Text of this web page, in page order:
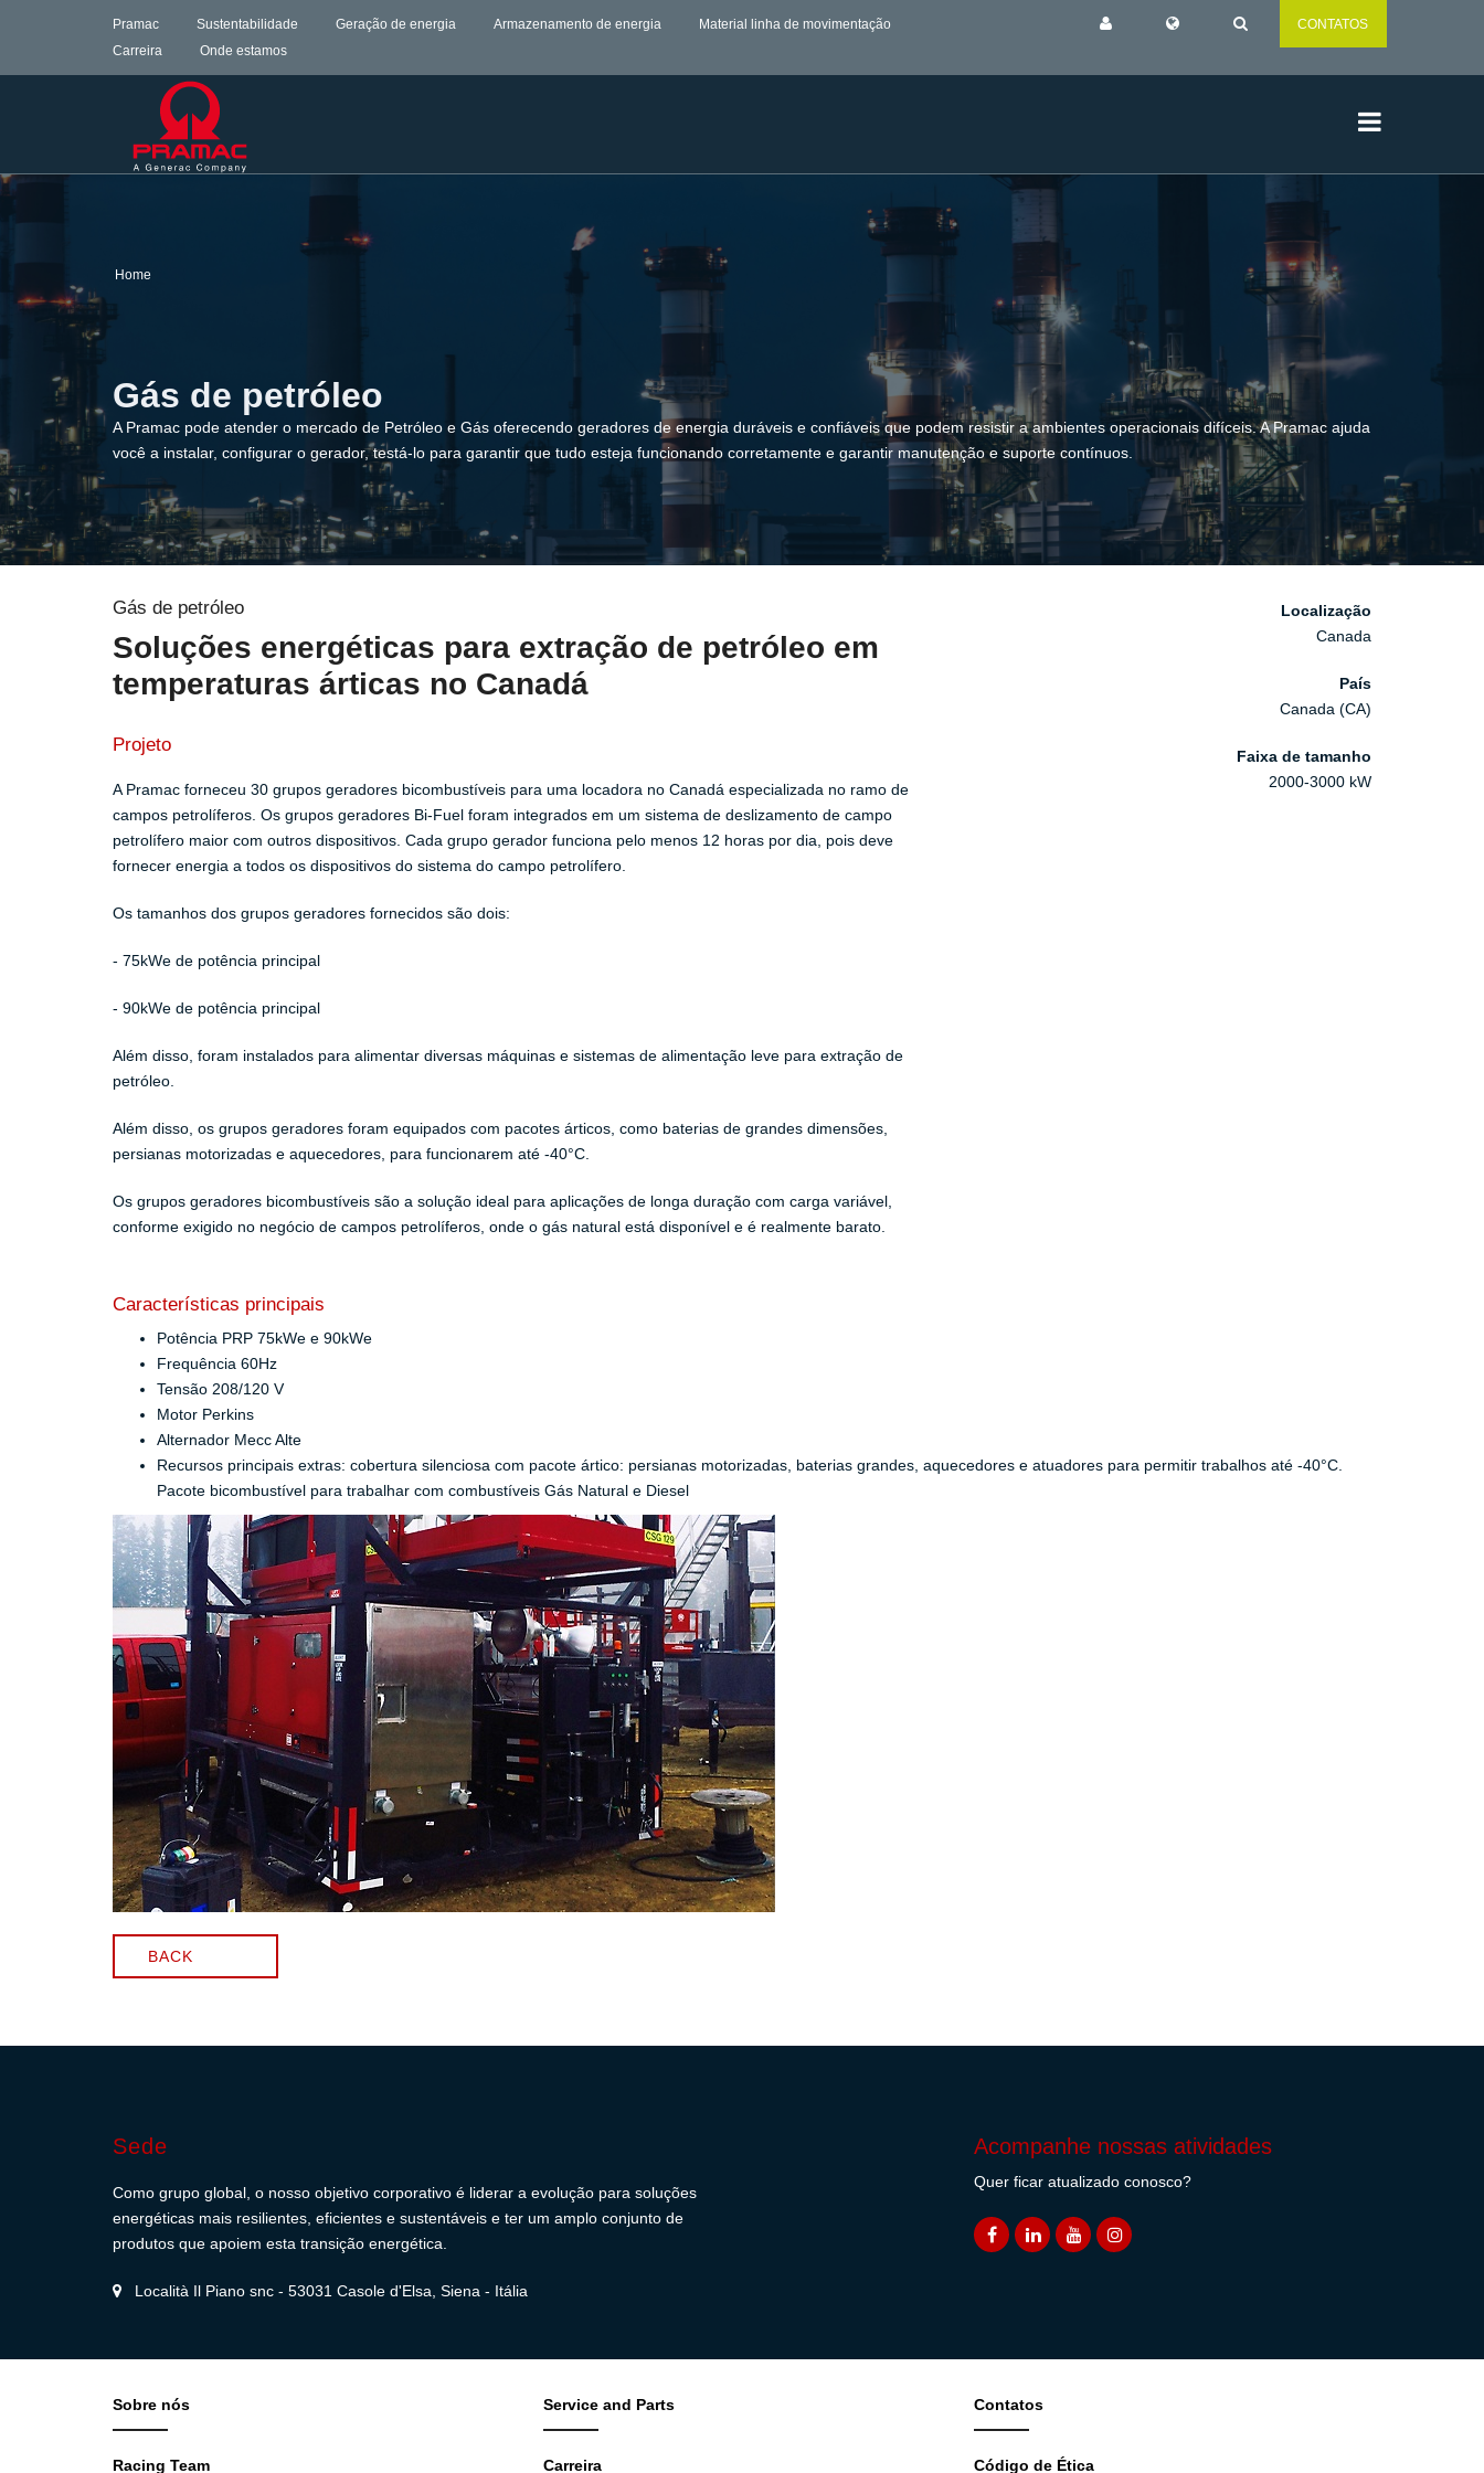
Pramac Sustentabilidade Geração de energia Armazenamento de energia
Material linha de movimentação
Carreira
Onde estamos
CONTATOS
Home
Gás de petróleo
A Pramac pode atender o mercado de Petróleo e Gás oferecendo geradores de energia duráveis e confiáveis que podem resistir a ambientes operacionais difíceis. A Pramac ajuda
você a instalar, configurar o gerador, testá-lo para garantir que tudo esteja funcionando corretamente e garantir manutenção e suporte contínuos.
Gás de petróleo
Soluções energéticas para extração de petróleo em
temperaturas árticas no Canadá
Projeto
A Pramac forneceu 30 grupos geradores bicombustíveis para uma locadora no Canadá especializada no ramo de
campos petrolíferos. Os grupos geradores Bi-Fuel foram integrados em um sistema de deslizamento de campo
petrolífero maior com outros dispositivos. Cada grupo gerador funciona pelo menos 12 horas por dia, pois deve
fornecer energia a todos os dispositivos do sistema do campo petrolífero.
Os tamanhos dos grupos geradores fornecidos são dois:
- 75kWe de potência principal
- 90kWe de potência principal
Além disso, foram instalados para alimentar diversas máquinas e sistemas de alimentação leve para extração de
petróleo.
Além disso, os grupos geradores foram equipados com pacotes árticos, como baterias de grandes dimensões,
persianas motorizadas e aquecedores, para funcionarem até -40°C.
Os grupos geradores bicombustíveis são a solução ideal para aplicações de longa duração com carga variável,
conforme exigido no negócio de campos petrolíferos, onde o gás natural está disponível e é realmente barato.
Localização
Canada
País
Canada (CA)
Faixa de tamanho
2000-3000 kW
Características principais
Potência PRP 75kWe e 90kWe
Frequência 60Hz
Tensão 208/120 V
Motor Perkins
Alternador Mecc Alte
Recursos principais extras: cobertura silenciosa com pacote ártico: persianas motorizadas, baterias grandes, aquecedores e atuadores para permitir trabalhos até -40°C.
Pacote bicombustível para trabalhar com combustíveis Gás Natural e Diesel
BACK
Sede
Como grupo global, o nosso objetivo corporativo é liderar a evolução para soluções
energéticas mais resilientes, eficientes e sustentáveis e ter um amplo conjunto de
produtos que apoiem esta transição energética.
Località Il Piano snc - 53031 Casole d'Elsa, Siena - Itália
Acompanhe nossas atividades
Quer ficar atualizado conosco?
Sobre nós
Racing Team
Service and Parts
Carreira
Contatos
Código de Ética